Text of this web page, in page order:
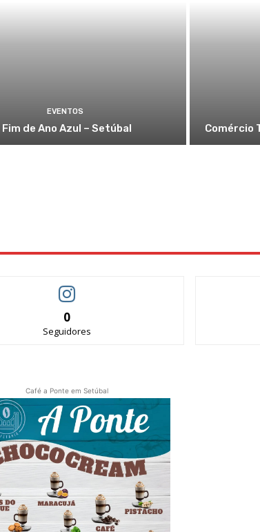
EVENTOS
Fim de Ano Azul – Setúbal Comércio
0
Seguidores
Café a Ponte em Setúbal